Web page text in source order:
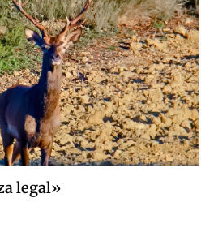
legal»